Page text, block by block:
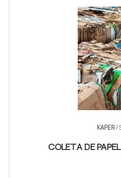
KAPER/
COLETA DE